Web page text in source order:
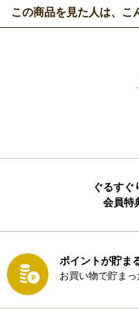
この商品を見た人は、こ
ぐるすぐ
会員特
ポイントが貯ま
お買い物で貯ま